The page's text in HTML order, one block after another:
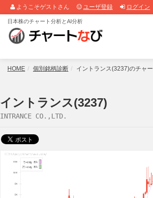
ようこそゲストさん ユーザ登録 ログイン
日本株のチャート分析とAI分析
HOME 個別銘柄診断 イントランス(3237)のチャ
イントランス(3237)
INTRANCE CO.,LTD.